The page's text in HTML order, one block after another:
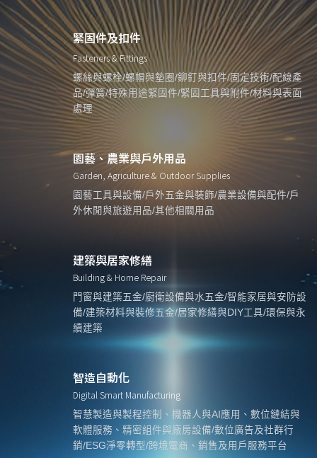
緊固件及扣件
Fasteners & Fittings
螺絲與螺栓/螺帽與墊圈/鉚釘與扣件/固定技術/配線產
品/彈簧/特殊用途緊固件/緊固工具與附件/材料與表面
處理
園藝、農業與戶外用品
Garden, Agriculture & Outdoor Supplies
園藝工具與設備/戶外五金與裝飾/農業設備與配件/戶
外休閒與旅遊用品/其他相關用品
建築與居家修繕
Building & Home Repair
門窗與建築五金/廚衛設備與水五金/智能家居與安防設
備/建築材料與裝修五金/居家修繕與DIY工具/環保與永
續建築
智造自動化
Digital Smart Manufacturing
智慧製造與製程控制、機器人與AI應用、數位鏈結與
軟體服務、精密組件與廠房設備/數位廣告及社群行
銷/ESG淨零轉型/跨境電商、銷售及用戶服務平台